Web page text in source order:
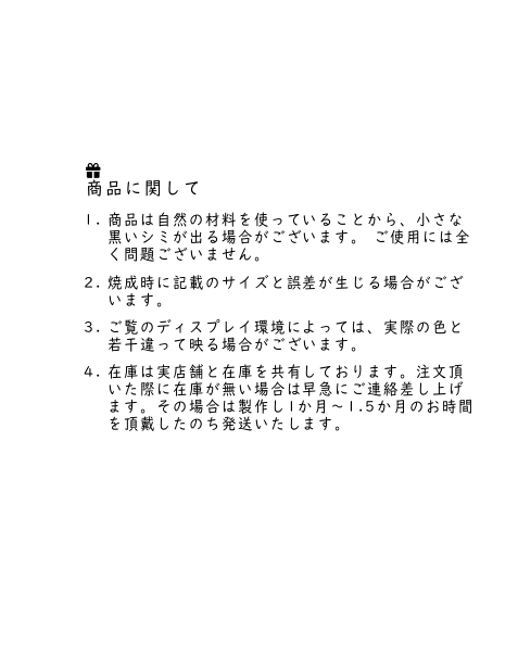
商品に関して
商品は自然の材料を使っていることから、小さな
黒いシミが出る場合がございます。 ご使用には全
く問題ございません。
焼成時に記載のサイズと誤差が生じる場合がござ
います。
ご覧のディスプレイ環境によっては、実際の色と
若干違って映る場合がございます。
在庫は実店舗と在庫を共有しております。注文頂
いた際に在庫が無い場合は早急にご連絡差し上げ
ます。その場合は製作し1か月～1.5か月のお時間
を頂戴したのち発送いたします。